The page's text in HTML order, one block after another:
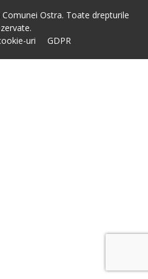
Ostra. Toate drepturile
uri
GDPR